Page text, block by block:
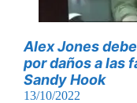
Alex Jones
por daños a las
Sandy Hook
13/10/2022